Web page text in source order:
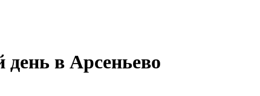
в Арсеньево